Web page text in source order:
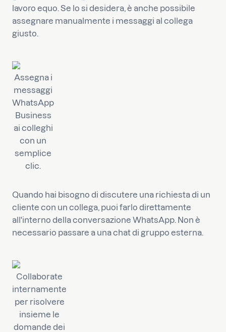
lavoro equo. Se lo si desidera, è anche possibile
assegnare manualmente i messaggi al collega
giusto.
Assegna i
messaggi
WhatsApp
Business
ai colleghi
con un
semplice
clic.
Quando hai bisogno di discutere una richiesta di un
cliente con un collega, puoi farlo direttamente
all'interno della conversazione WhatsApp. Non è
necessario passare a una chat di gruppo esterna.
Collaborate
internamente
per risolvere
insieme le
domande dei